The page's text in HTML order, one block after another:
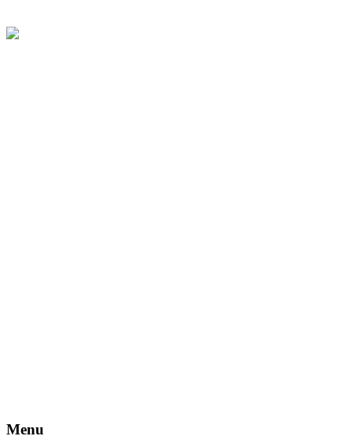
Menu